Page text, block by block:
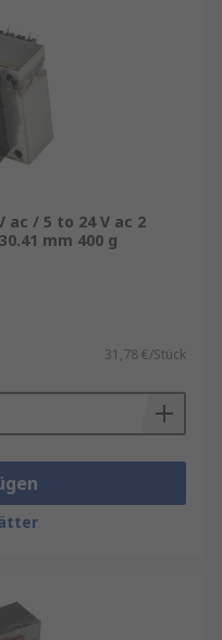
ac / 5 to 24 V ac 2
mm 400 g
31,78 €/Stück